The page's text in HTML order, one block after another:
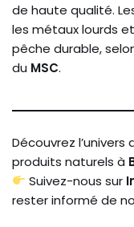
de haute qualité.
les métaux lourds
pêche durable,
du MSC.
Découvrez l’univers
produits naturels à
Suivez-nous sur
rester informé de